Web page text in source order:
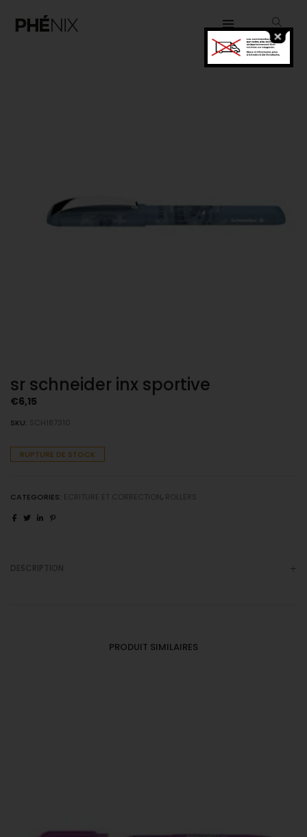
sr schneider inx sportive
€6,15
SKU: SCH187310
RUPTURE DE STOCK
CATEGORIES: ECRITURE ET CORRECTION , ROLLERS
DESCRIPTION
PRODUIT SIMILAIRES